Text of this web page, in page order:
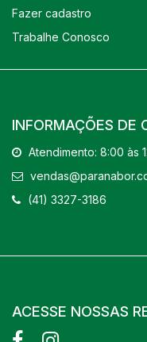
Fazer cadastro
Trabalhe Conosco
INFORMAÇÕES DE
Atendimento: 8:00 às
(41) 3327-3186
ACESSE NOSSAS